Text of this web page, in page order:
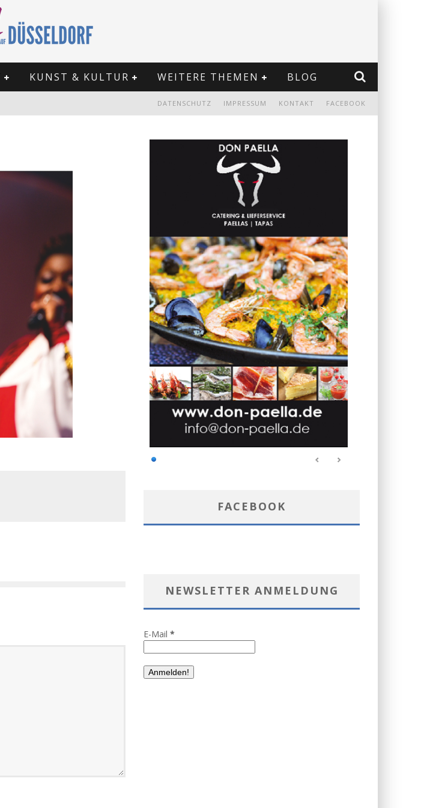
KUNST & KULTUR WEITERE THEMEN BLOG
FACEBOOK
KONTAKT
IMPRESSUM
DATENSCHUTZ
FACEBOOK
NEWSLETTER ANMELDUNG
E-Mail *